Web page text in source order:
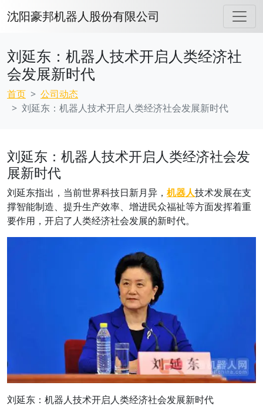
沈阳豪邦机器人股份有限公司
刘延东：机器人技术开启人类经济社
会发展新时代
首页
公司动态
刘延东：机器人技术开启人类经济社会发展新时代
刘延东：机器人技术开启人类经济社会发
展新时代
刘延东指出，当前世界科技日新月异， 机器人技术发展在支
撑智能制造、提升生产效率、增进民众福祉等方面发挥着重
要作用，开启了人类经济社会发展的新时代。
刘延东：机器人技术开启人类经济社会发展新时代